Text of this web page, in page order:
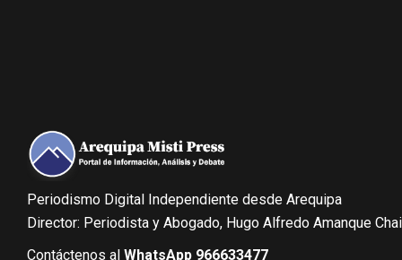
Periodismo Digital Independiente desde Arequipa
Director: Periodista y Abogado, Hugo Alfredo Amanque
Contáctenos al WhatsApp 966633477